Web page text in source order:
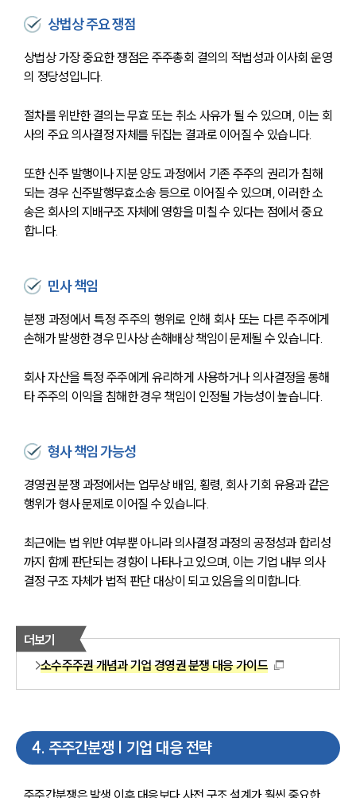
상법상 주요 쟁점
상법상 가장 중요한 쟁점은 주주총회 결의의 적법성과 이사회 운영
의 정당성입니다.
절차를 위반한 결의는 무효 또는 취소 사유가 될 수 있으며, 이는 회
사의 주요 의사결정 자체를 뒤집는 결과로 이어질 수 있습니다.
또한 신주 발행이나 지분 양도 과정에서 기존 주주의 권리가 침해
되는 경우 신주발행무효소송 등으로 이어질 수 있으며, 이러한 소
송은 회사의 지배구조 자체에 영향을 미칠 수 있다는 점에서 중요
합니다.
민사 책임
분쟁 과정에서 특정 주주의 행위로 인해 회사 또는 다른 주주에게
손해가 발생한 경우 민사상 손해배상 책임이 문제될 수 있습니다.
회사 자산을 특정 주주에게 유리하게 사용하거나 의사결정을 통해
타 주주의 이익을 침해한 경우 책임이 인정될 가능성이 높습니다.
형사 책임 가능성
경영권 분쟁 과정에서는 업무상 배임, 횡령, 회사 기회 유용과 같은
행위가 형사 문제로 이어질 수 있습니다.
최근에는 법 위반 여부뿐 아니라 의사결정 과정의 공정성과 합리성
까지 함께 판단되는 경향이 나타나고 있으며, 이는 기업 내부 의사
결정 구조 자체가 법적 판단 대상이 되고 있음을 의미합니다.
더보기
소수주주권 개념과 기업 경영권 분쟁 대응 가이드
4. 주주간분쟁 | 기업 대응 전략
주주간분쟁은 발생 이후 대응보다 사전 구조 설계가 훨씬 중요한